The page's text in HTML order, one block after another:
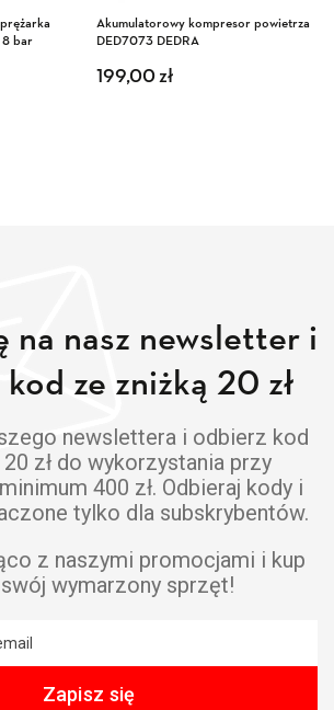
bar
Akumulatorowy kompresor powietrza
DED7073 DEDRA
199,00zł
na nasz newsletter i
ze zniżką 20 zł
newslettera i odbierz kod
zł do wykorzystania przy
400 zł. Odbieraj kody i
tylko dla subskrybentów.
z naszymi promocjami i kup
wymarzony sprzęt!